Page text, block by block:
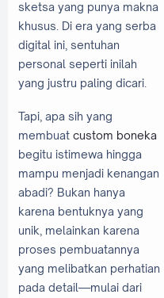
sketsa yang punya makna
khusus. Di era yang serba
digital ini, sentuhan
personal seperti inilah
yang justru paling dicari.
Tapi, apa sih yang
membuat custom boneka
begitu istimewa hingga
mampu menjadi kenangan
abadi? Bukan hanya
karena bentuknya yang
unik, melainkan karena
proses pembuatannya
yang melibatkan perhatian
pada detail—mulai dari